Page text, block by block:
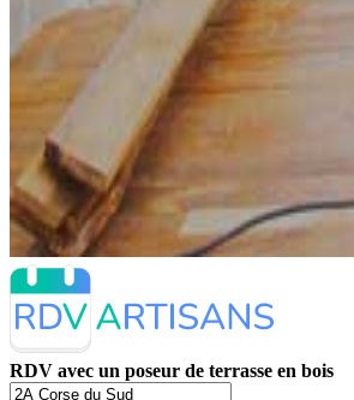
RDV avec un poseur de terrasse en bois